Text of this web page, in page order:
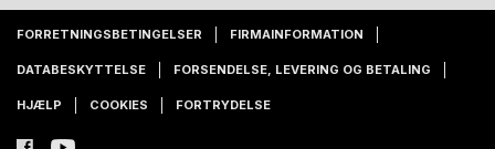
FORRETNINGSBETINGELSER FIRMAINFORMATION
DATABESKYTTELSE FORSENDELSE, LEVERING OG BETALING
HJÆLP COOKIES FORTRYDELSE